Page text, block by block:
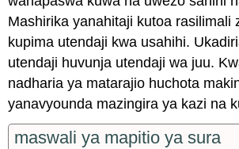
Mashirika yanahitaji kutoa rasilimali
kupima utendaji kwa usahihi.
utendaji huvunja utendaji wa juu.
nadharia ya matarajio huchota
yanavyounda mazingira ya kazi na
maswali ya mapitio ya sura